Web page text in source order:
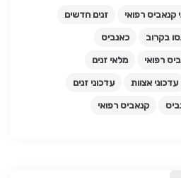
קנאביס רפואי זנים חדשים
בקרוב כאנביס
רפואי מלאי זנים
עדכוני אצוות עדכוני זנים
קנאביס רפואי